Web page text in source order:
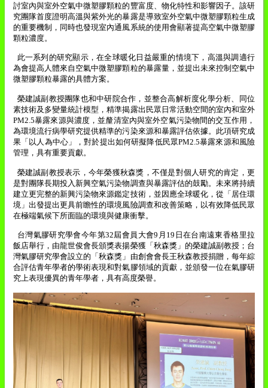
討室內與室外空氣中微塑膠顆粒的豐富度、物化特性和影響因子。該研
究團隊首度證明高溫與紫外光的暴露是導致室外空氣中微塑膠顆粒生成
的重要機制，同時也發現室內通風系統的使用會顯著提高空氣中微塑膠
顆粒濃度。
此一系列的研究顯示，在全球暖化日益嚴重的情境下，高溫與調適行
為會提高人體來自空氣中微塑膠顆粒的暴露量，並提出未來控制空氣中
微塑膠顆粒暴露的具體方案。
榮建誠副教授團隊也和中研院合作，並整合高解析度化學分析、同位
素技術及多變量統計模型，精準揭露出民眾日常活動空間的室內和室外
PM2.5暴露來源與濃度，並釐清室內與室外空氣污染物間的交互作用，
為環境流行病學研究提供精準的污染來源和暴露評估依據。此項研究成
果「以人為中心」，對於提出如何研擬降低民眾PM2.5暴露來源和風險
管理，具有重要貢獻。
榮建誠副教授表示，今年榮獲秋森獎，不僅是對個人研究的肯定，更
是對團隊長期投入新興空氣污染物調查與暴露評估的鼓勵。未來將持續
建立更完整的新興污染物來源鑑定技術，並因應全球暖化，從「居住環
境」出發提出更具前瞻性的環境風險調查和改善策略，以有效降低民眾
在極端氣候下所面臨的環境與健康衝擊。
台灣氣膠研究學會今年第32屆會員大會9 月 19 日在台南遠東香格里拉
飯店舉行，由龍世俊會長頒獎表揚榮獲「秋森獎」的榮建誠副教授；台
灣氣膠研究學會設立的「秋森獎」由創會會長王秋森教授捐贈，每年綜
合評估青年學者的學術表現和對氣膠領域的貢獻，並頒發一位在氣膠研
究上表現優異的青年學者，具有高度榮譽。